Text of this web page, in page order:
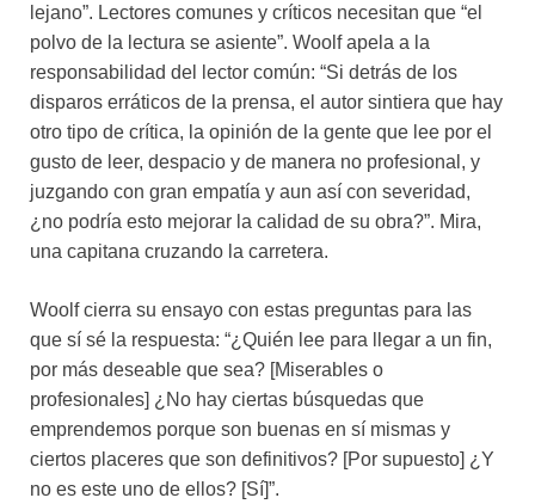
lejano”. Lectores comunes y críticos necesitan que “el
polvo de la lectura se asiente”. Woolf apela a la
responsabilidad del lector común: “Si detrás de los
disparos erráticos de la prensa, el autor sintiera que hay
otro tipo de crítica, la opinión de la gente que lee por el
gusto de leer, despacio y de manera no profesional, y
juzgando con gran empatía y aun así con severidad,
¿no podría esto mejorar la calidad de su obra?”. Mira,
una capitana cruzando la carretera.
Woolf cierra su ensayo con estas preguntas para las
que sí sé la respuesta: “¿Quién lee para llegar a un fin,
por más deseable que sea? [Miserables o
profesionales] ¿No hay ciertas búsquedas que
emprendemos porque son buenas en sí mismas y
ciertos placeres que son definitivos? [Por supuesto] ¿Y
no es este uno de ellos? [Sí]”.